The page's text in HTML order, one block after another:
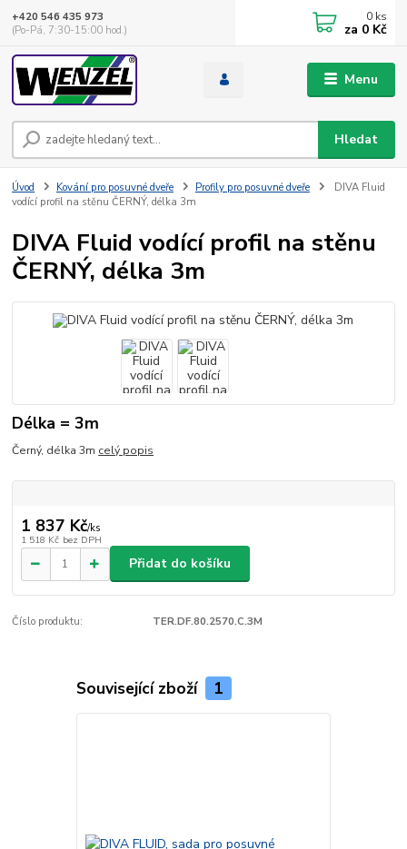
Menu
Hledat
+420 546 435 973
(Po-Pá, 7:30-15:00 hod.)
0 ks
za 0 Kč
Úvod Kování pro posuvné dveře Profily pro posuvné dveře
DIVA Fluid
vodící profil na stěnu ČERNÝ, délka 3m
DIVA Fluid vodící profil na stěnu
ČERNÝ, délka 3m
Délka = 3m
Černý, délka 3m celý popis
1 837 Kč/ks
1 518 Kč bez DPH
Přidat do košíku
Číslo produktu: TER.DF.80.2570.C.3M
Související zboží 1